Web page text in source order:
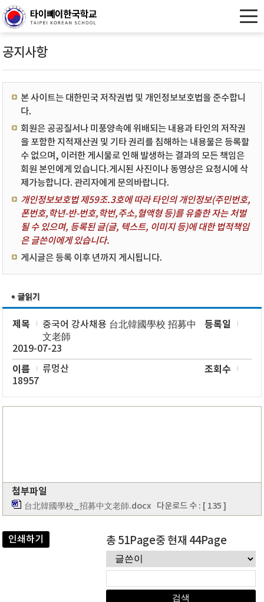
공지사항
본 사이트는 대한민국 저작권법 및 개인정보보호법을 준수합니
다.
회원은 공공질서나 미풍양속에 위배되는 내용과 타인의 저작권
을 포함한 지적재산권 및 기타 권리를 침해하는 내용물은 등록할
수 없으며, 이러한 게시물로 인해 발생하는 결과의 모든 책임은
회원 본인에게 있습니다.게시된 사진이나 동영상은 요청시에 삭
제가능합니다. 관리자에게 문의바랍니다.
개인정보보호법 제59조.3호에 따라 타인의 개인정보(주민번호,
폰번호,학년-반-번호,학번,주소,혈액형 등)를 유출한 자는 처벌
될 수 있으며, 등록된 글(글, 텍스트, 이미지 등)에 대한 법적책임
은 글쓴이에게 있습니다.
게시글은 등록 이후 년까지 게시됩니다.
제목
중국어 강사채용 台北韓國學校 招募中
文老師
등록일
2019-07-23
이름 류멍산 조회수
18957
첨부파일
台北韓國學校_招募中文老師.docx 다운로드 수 : [ 135 ]
인쇄하기 총 51Page중 현재 44Page